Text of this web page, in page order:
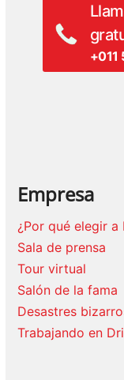
+011
Empresa
¿Por qué elegir a
Sala de prensa
Tour virtual
Salón de la fama
Desastres
Trabajando en